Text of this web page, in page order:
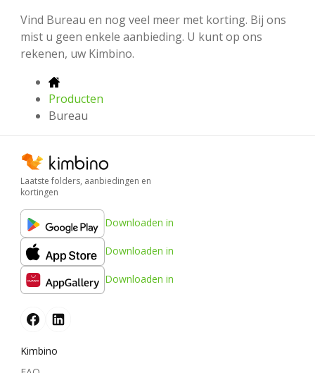
Vind Bureau en nog veel meer met korting. Bij ons
mist u geen enkele aanbieding. U kunt op ons
rekenen, uw Kimbino.
Producten
Bureau
Laatste folders, aanbiedingen en
kortingen
Downloaden in
Downloaden in
Downloaden in
Kimbino